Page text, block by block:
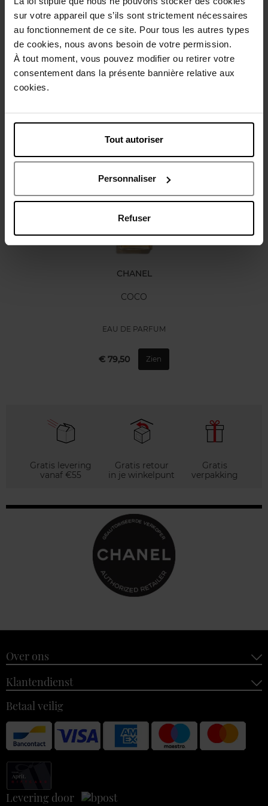
sur votre appareil que s’ils sont strictement nécessaires
au fonctionnement de ce site. Pour tous les autres types
de cookies, nous avons besoin de votre permission.
À tout moment, vous pouvez modifier ou retirer votre
consentement dans la présente bannière relative aux
cookies.
Tout autoriser
Personnaliser
Refuser
Beschrijving
Gebruiksadvies
Karakteristieken
Nog iets vergeten ?
CHANEL
COCO
EAU DE PARFUM
€ 79,50 Zien
Gratis levering
vanaf €55
Gratis retour
in je winkelpunt
Gratis
verpakking
Over ons
Klantendienst
Betaal veilig
Levering door